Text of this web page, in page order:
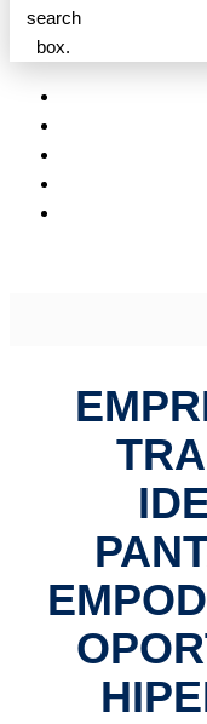
search
box.